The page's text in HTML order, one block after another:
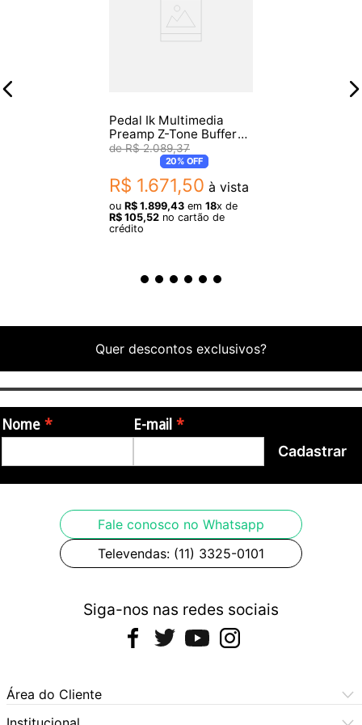
Pedal Ik Multimedia
Preamp Z-Tone Buffer
Boost
R$ 2.089,37
20%OFF
R$ 1.671,50 à vista
ou R$ 1.899,43 em 18x de
R$ 105,52 no cartão de
crédito
Quer descontos exclusivos?
Nome E-mail
Cadastrar
Fale conosco no Whatsapp
Televendas: (11) 3325-0101
Siga-nos nas redes sociais
Área do Cliente
Meus Pedidos